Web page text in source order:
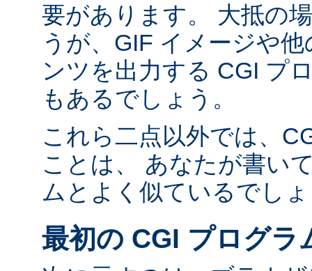
要があります。 大抵の
うが、GIF イメージや
ンツを出力する CGI プ
もあるでしょう。
これら二点以外では、
ことは、 あなたが書い
ムとよく似ているでし
最初の CGI プログラ